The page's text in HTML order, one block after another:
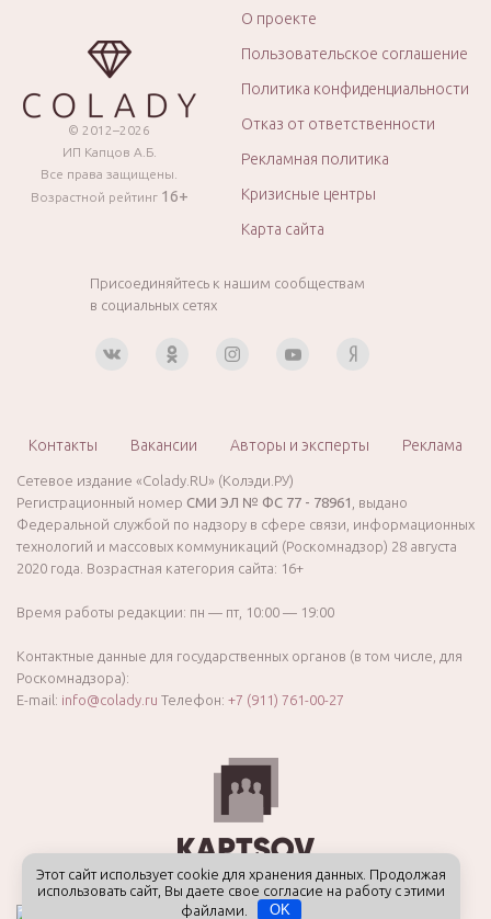
© 2012–2026
ИП Капцов А.Б.
Все права защищены.
Возрастной рейтинг 16+
О проекте
Пользовательское соглашение
Политика конфиденциальности
Отказ от ответственности
Рекламная политика
Кризисные центры
Карта сайта
Присоединяйтесь к нашим сообществам
в социальных сетях
Контакты Вакансии Авторы и эксперты Реклама
Сетевое издание «Colady.RU» (Колэди.РУ)
Регистрационный номер СМИ ЭЛ № ФС 77 - 78961
, выдано
Федеральной службой по надзору в сфере связи, информационных
технологий и массовых коммуникаций (Роскомнадзор) 28 августа
2020 года. Возрастная категория сайта: 16+
Время работы редакции: пн — пт, 10:00 — 19:00
Контактные данные для государственных органов (в том числе, для
Роскомнадзора):
E-mail: info@colady.ru Телефон: +7 (911) 761-00-27
Этот сайт использует cookie для хранения данных. Продолжая
использовать сайт, Вы даете свое согласие на работу с этими
файлами.
OK